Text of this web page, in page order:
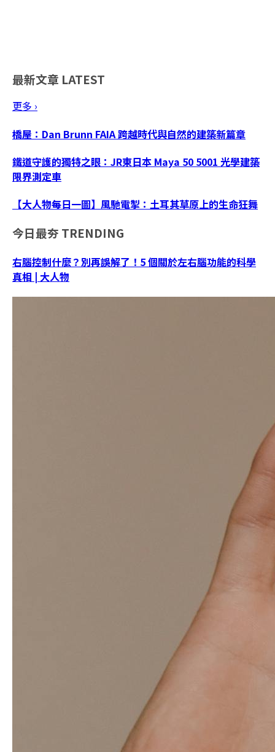
最新文章 LATEST
更多 ›
橋屋：Dan Brunn FAIA 跨越時代與自然的建築新篇章
鐵道守護的獨特之眼：JR東日本 Maya 50 5001 光學建築
限界測定車
【大人物每日一圖】風馳電掣：土耳其草原上的生命狂舞
今日最夯 TRENDING
右腦控制什麼？別再誤解了！5 個關於左右腦功能的科學
真相 | 大人物